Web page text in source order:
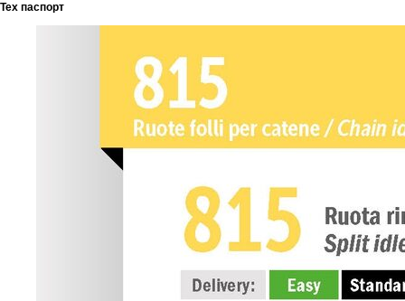
Тех паспорт